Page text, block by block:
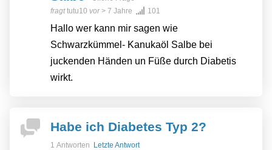
fragttutu10 vor> 7 Jahre 101
Hallo wer kann mir sagen wie
Schwarzkümmel- Kanukaöl Salbe bei
juckenden Händen un Füße durch Diabetis
wirkt.
Habe ich Diabetes Typ 2?
1 Antworten
Letzte Antwort